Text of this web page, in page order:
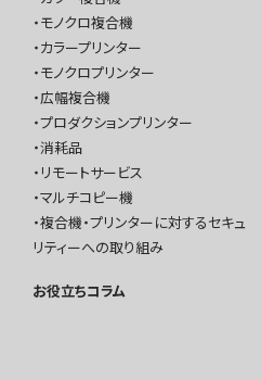
モノクロ複合機
カラープリンター
モノクロプリンター
広幅複合機
プロダクションプリンター
消耗品
リモートサービス
マルチコピー機
複合機・プリンターに対するセキュ
リティーへの取り組み
お役立ちコラム